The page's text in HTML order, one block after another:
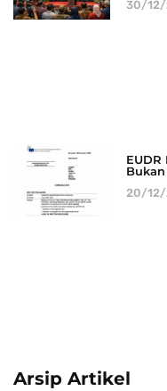
30/
20/
Arsip Artikel